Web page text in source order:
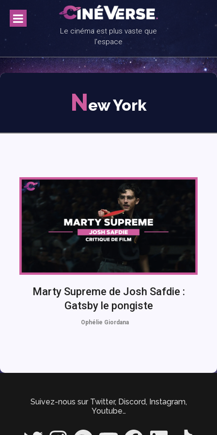
content
Le cinéma est plus vaste que
l'espace
New York
Marty Supreme de Josh Safdie :
Gatsby le pongiste
Ophélie Giordana
Suivez-nous sur Twitter, Discord, Instagram,
Youtube…
Twitter InstagramSpotify YouTube FacebookLinkedIn TikTok